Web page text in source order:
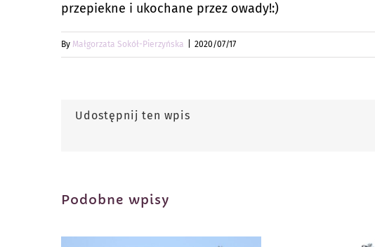
przepiekne i ukochane przez owady!:)
By Małgorzata Sokół-Pierzyńska 2020/07/17
Udostępnij ten wpis
Podobne wpisy